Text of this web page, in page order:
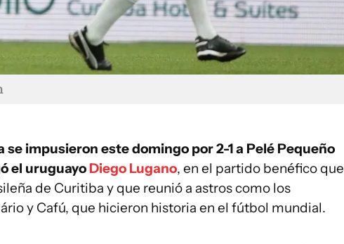
se impusieron este domingo por 2-1 a Pelé Pequeño
el uruguayo Diego Lugano, en el partido benéfico que
de Curitiba y que reunió a astros como los
y Cafú, que hicieron historia en el fútbol mundial.